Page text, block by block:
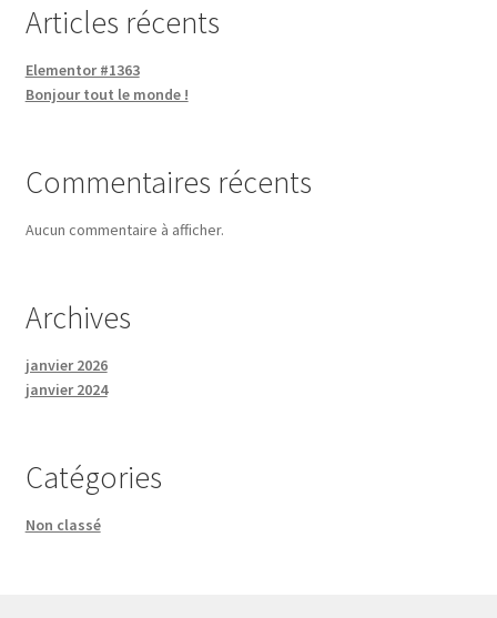
Articles récents
Elementor #1363
Bonjour tout le monde !
Commentaires récents
Aucun commentaire à afficher.
Archives
janvier 2026
janvier 2024
Catégories
Non classé